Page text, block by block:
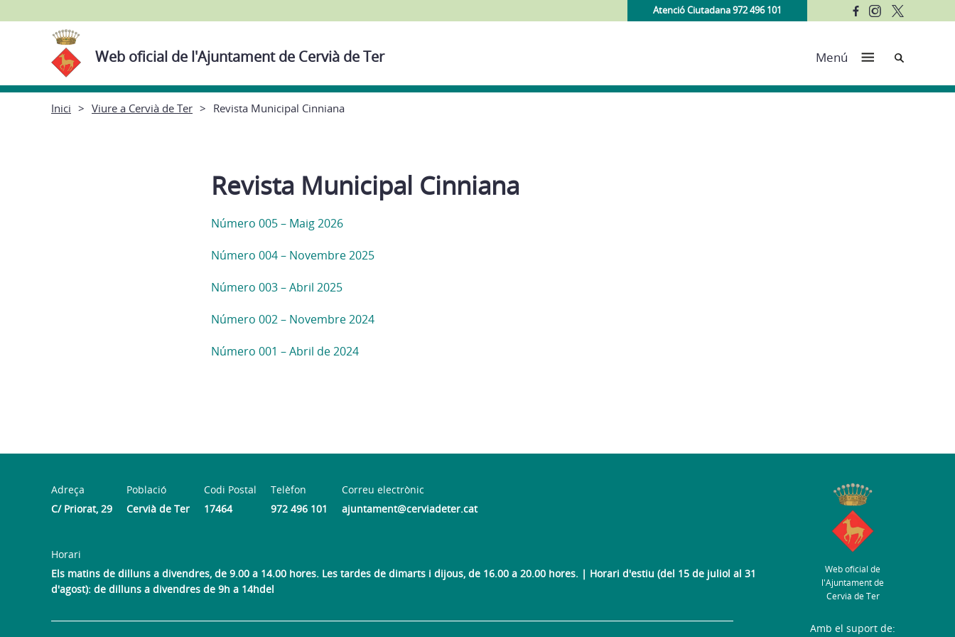
Atenció Ciutadana 972 496 101
Web oficial de l'Ajuntament de Cervià de Ter Menú Cerca
Inici Viure a Cervià de Ter Revista Municipal Cinniana
Revista Municipal Cinniana
Número 005 – Maig 2026
Número 004 – Novembre 2025
Número 003 – Abril 2025
Número 002 – Novembre 2024
Número 001 – Abril de 2024
Adreça
C/ Priorat, 29
Població
Cervià de Ter
Codi Postal
17464
Telèfon
972 496 101
Correu electrònic
ajuntament@cerviadeter.cat
Horari
Els matins de dilluns a divendres, de 9.00 a 14.00 hores. Les tardes de dimarts i dijous, de 16.00 a 20.00 hores. | Horari d'estiu (del 15 de juliol al 31
d'agost): de dilluns a divendres de 9h a 14hdel
Web oficial de
l'Ajuntament de
Cervià de Ter
Amb el suport de: